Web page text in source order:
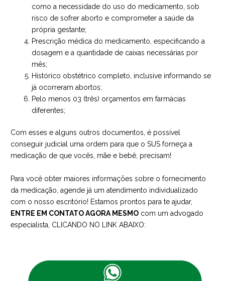
como a necessidade do uso do medicamento, sob
risco de sofrer aborto e comprometer a saúde da
própria gestante;
Prescrição médica do medicamento, especificando a
dosagem e a quantidade de caixas necessárias por
mês;
Histórico obstétrico completo, inclusive informando se
já ocorreram abortos;
Pelo menos 03 (três) orçamentos em farmácias
diferentes;
Com esses e alguns outros documentos, é possível
conseguir judicial uma ordem para que o SUS forneça a
medicação de que vocês, mãe e bebê, precisam!
Para você obter maiores informações sobre o fornecimento
da medicação, agende já um atendimento individualizado
com o nosso escritório! Estamos prontos para te ajudar,
ENTRE EM CONTATO AGORA MESMO com um advogado
especialista, CLICANDO NO LINK ABAIXO: